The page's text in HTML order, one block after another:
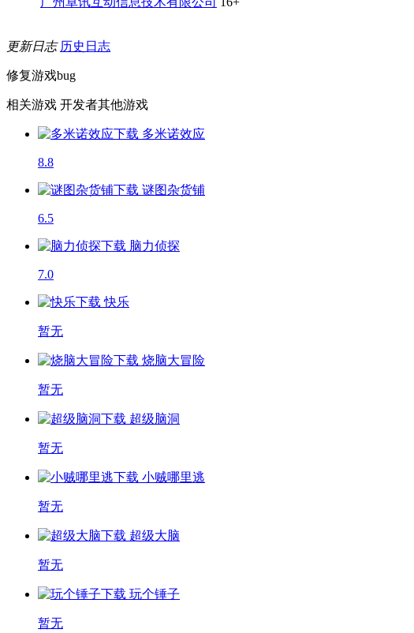
更新日志 历史日志
修复游戏bug
相关游戏 开发者其他游戏
多米诺效应
8.8
谜图杂货铺
6.5
脑力侦探
7.0
快乐
暂无
烧脑大冒险
暂无
超级脑洞
暂无
小贼哪里逃
暂无
超级大脑
暂无
玩个锤子
暂无